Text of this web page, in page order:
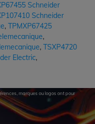
Schneider
Schneider
, TPMXP67425
,
, TSXP4720
Electric,
marques ou logos ont pour